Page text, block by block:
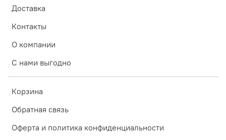
Доставка
Контакты
О компании
С нами выгодно
Корзина
Обратная связь
Оферта и политика конфиденциальности